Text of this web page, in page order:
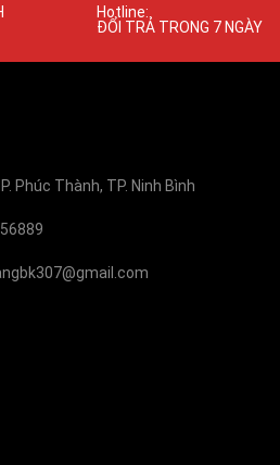
Hotline:
ĐỔI TRẢ TRONG 7 NGÀY
Phúc Thành, TP. Ninh Bình